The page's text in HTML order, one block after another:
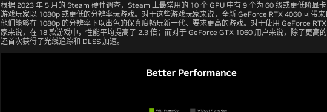
根据 2023 年 5 月的 Steam 硬件调查，Steam 上最常用的 10 个 GPU 中有 9 个为 60 级或更低阶显
游戏玩家以 1080p 或更低的分辨率玩游戏。对于这些游戏玩家来说，全新 GeForce RTX 4060 可带
他们能够在 1080p 的分辨率下以出色的保真度畅玩新一代、要求更高的游戏。对于使用 GeForce
家来说，在 18 款游戏中，性能平均提高了 2.3 倍；而对于 GeForce GTX 1060 用户来说，除了更高的
还首次获得了光线追踪和 DLSS 加速。